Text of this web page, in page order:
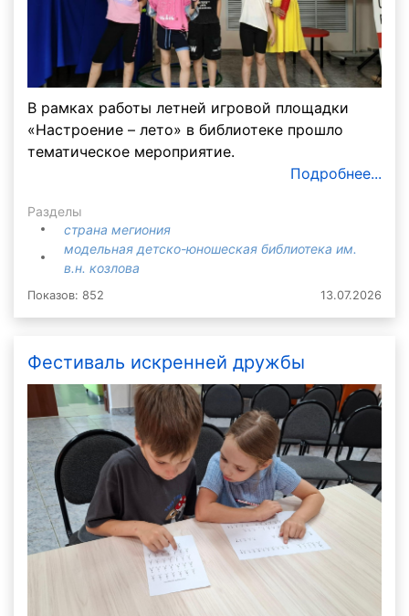
В рамках работы летней игровой площадки
«Настроение – лето» в библиотеке прошло
тематическое мероприятие.
Подробнее...
Разделы
страна мегиония
модельная детско-юношеская библиотека им.
в.н. козлова
Показов: 852 13.07.2026
Фестиваль искренней дружбы